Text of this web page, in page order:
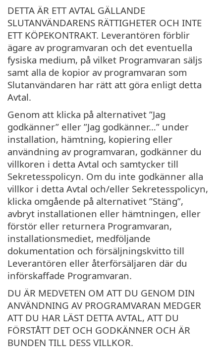
DETTA ÄR ETT AVTAL GÄLLANDE
SLUTANVÄNDARENS RÄTTIGHETER OCH INTE
ETT KÖPEKONTRAKT. Leverantören förblir
ägare av programvaran och det eventuella
fysiska medium, på vilket Programvaran säljs
samt alla de kopior av programvaran som
Slutanvändaren har rätt att göra enligt detta
Avtal.
Genom att klicka på alternativet ”Jag
godkänner” eller ”Jag godkänner…” under
installation, hämtning, kopiering eller
användning av programvaran, godkänner du
villkoren i detta Avtal och samtycker till
Sekretesspolicyn. Om du inte godkänner alla
villkor i detta Avtal och/eller Sekretesspolicyn,
klicka omgående på alternativet ”Stäng”,
avbryt installationen eller hämtningen, eller
förstör eller returnera Programvaran,
installationsmediet, medföljande
dokumentation och försäljningskvitto till
Leverantören eller återförsäljaren där du
införskaffade Programvaran.
DU ÄR MEDVETEN OM ATT DU GENOM DIN
ANVÄNDNING AV PROGRAMVARAN MEDGER
ATT DU HAR LÄST DETTA AVTAL, ATT DU
FÖRSTÅTT DET OCH GODKÄNNER OCH ÄR
BUNDEN TILL DESS VILLKOR.